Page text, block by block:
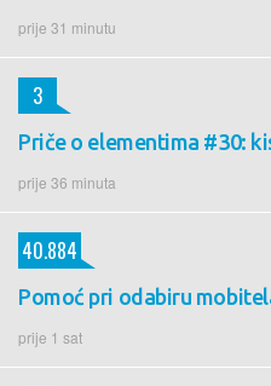
prije 31 minutu
Priče o elementima #30:
prije 36 minuta
3
Pomoć pri odabiru
prije 1 sat
40.884